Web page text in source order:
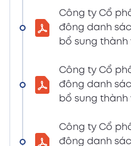
LIỆU HỌP ĐHĐCĐ
(Tờ trình miễn
6:07 PM
THÔNG BÁO MỜI
LIỆU HỌP ĐHĐCĐ
ứng cử TV – BKS)
02/04/2024
Công ty Cổ
đông danh
bổ sung thành
Huyền)
Công ty Cổ
đông danh
bổ sung thành
Huyền)
Công ty Cổ
đông danh